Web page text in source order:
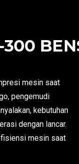
mesin saat
pengemudi
kebutuhan
dengan lancar.
mesin saat